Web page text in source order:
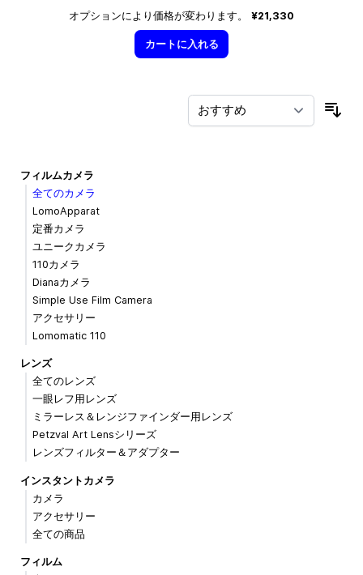
オプションにより価格が変わります。 ¥21,330
カートに入れる
フィルムカメラ
全てのカメラ
LomoApparat
定番カメラ
ユニークカメラ
110カメラ
Dianaカメラ
Simple Use Film Camera
アクセサリー
Lomomatic 110
レンズ
全てのレンズ
一眼レフ用レンズ
ミラーレス＆レンジファインダー用レンズ
Petzval Art Lensシリーズ
レンズフィルター＆アダプター
インスタントカメラ
カメラ
アクセサリー
全ての商品
フィルム